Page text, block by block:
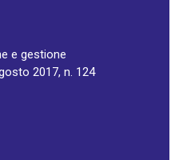
e gestione
2017, n. 124